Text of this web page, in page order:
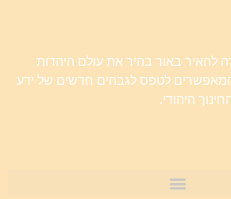
להאיר באור בהיר את עולם היהדות
לטפס לגבהים חדשים של ידע
היהודי.